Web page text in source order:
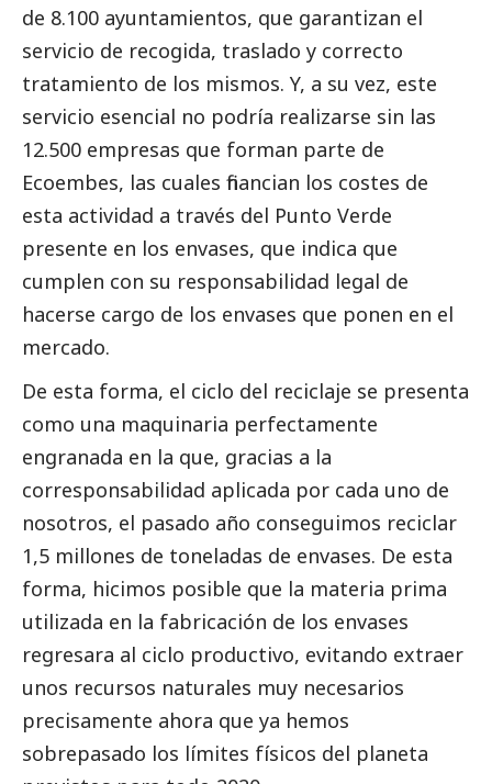
de 8.100 ayuntamientos, que garantizan el
servicio de recogida, traslado y correcto
tratamiento de los mismos. Y, a su vez, este
servicio esencial no podría realizarse sin las
12.500 empresas que forman parte de
Ecoembes, las cuales financian los costes de
esta actividad a través del Punto Verde
presente en los envases, que indica que
cumplen con su responsabilidad legal de
hacerse cargo de los envases que ponen en el
mercado.
De esta forma, el ciclo del reciclaje se presenta
como una maquinaria perfectamente
engranada en la que, gracias a la
corresponsabilidad aplicada por cada uno de
nosotros, el pasado año conseguimos reciclar
1,5 millones de toneladas de envases. De esta
forma, hicimos posible que la materia prima
utilizada en la fabricación de los envases
regresara al ciclo productivo, evitando extraer
unos recursos naturales muy necesarios
precisamente ahora que ya hemos
sobrepasado los límites físicos del planeta